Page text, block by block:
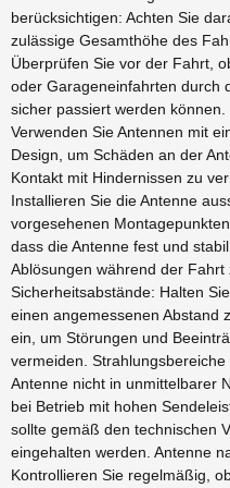
berücksichtigen: Achten Sie
zulässige Gesamthöhe des
Überprüfen Sie vor der Fahrt,
oder Garageneinfahrten durch
sicher passiert werden
Verwenden Sie Antennen mit
Design, um Schäden an der
Kontakt mit Hindernissen zu
Installieren Sie die Antenne
vorgesehenen
dass die Antenne fest und
Ablösungen während der Fahrt
Sicherheitsabstände: Halten
einen angemessenen Abstand
ein, um Störungen und
vermeiden.
Antenne nicht in unmittelbarer
bei Betrieb mit hohen
sollte gemäß den technischen
eingehalten werden. Antenne
Kontrollieren Sie regelmäßig,